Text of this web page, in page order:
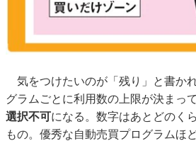
気をつけたいのが「残り」と書か
グラムごとに利用数の上限が決まって
選択不可になる。数字はあとどのく
もの。優秀な自動売買プログラムほ